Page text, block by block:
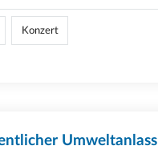
Konzert
Umweltanlass